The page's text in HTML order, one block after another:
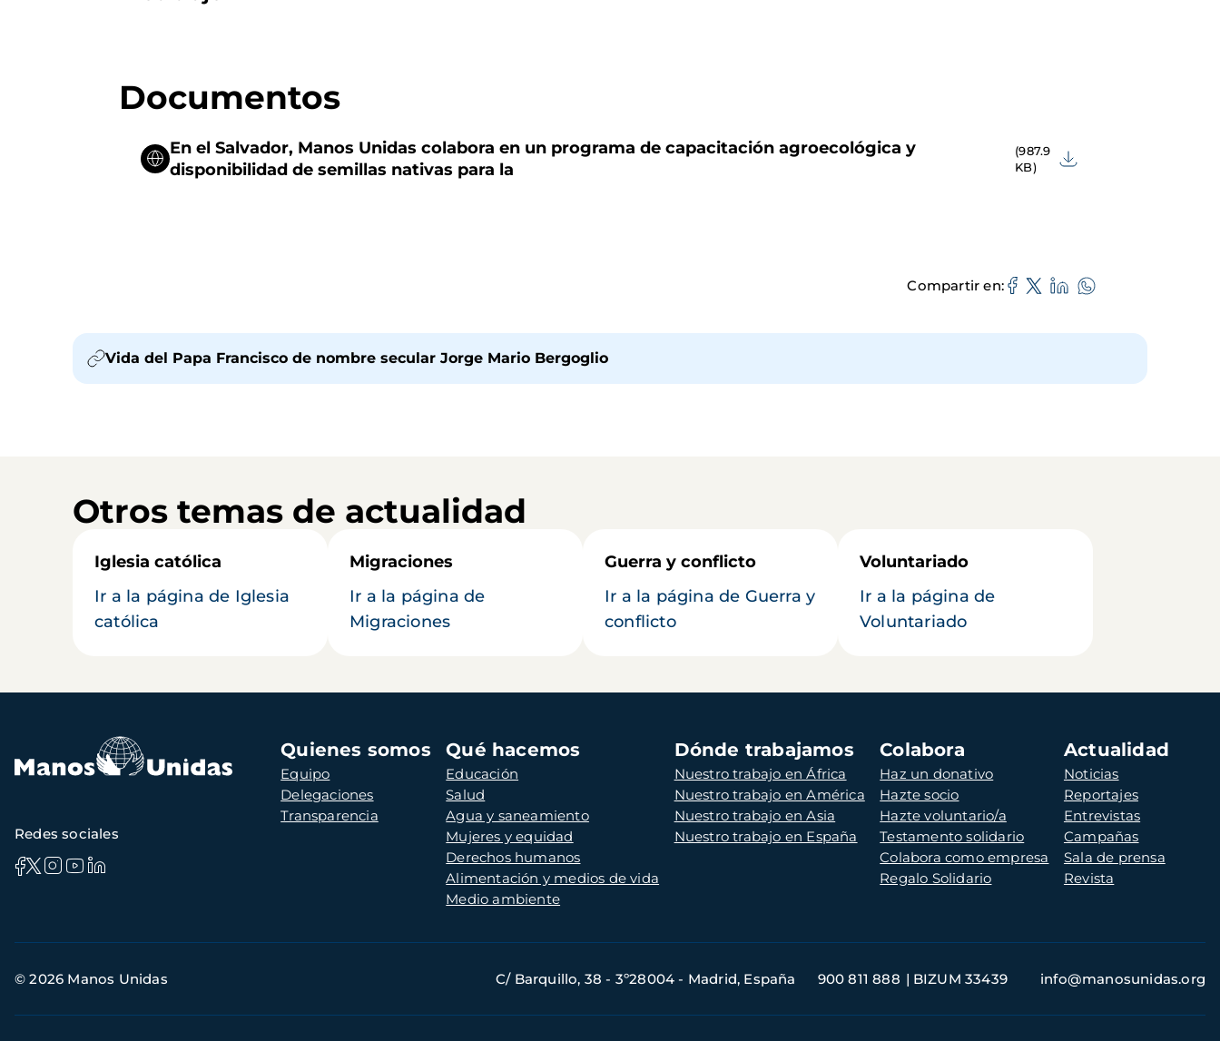
Documentos
En el Salvador, Manos Unidas colabora en un programa de capacitación agroecológica y
disponibilidad de semillas nativas para la
(987.9
KB)
Compartir en
Vida del Papa Francisco de nombre secular Jorge Mario Bergoglio
Otros temas de actualidad
Iglesia católica
Ir a la página de Iglesia
católica
Migraciones
Ir a la página de
Migraciones
Guerra y conflicto
Ir a la página de Guerra y
conflicto
Voluntariado
Ir a la página de
Voluntariado
Navegación
principal
Quienes somos
Equipo
Delegaciones
Transparencia
Qué hacemos
Educación
Salud
Agua y saneamiento
Mujeres y equidad
Derechos humanos
Alimentación y medios de vida
Medio ambiente
Dónde trabajamos
Nuestro trabajo en África
Nuestro trabajo en América
Nuestro trabajo en Asia
Nuestro trabajo en España
Colabora
Haz un donativo
Hazte socio
Hazte voluntario/a
Testamento solidario
Colabora como empresa
Regalo Solidario
Actualidad
Noticias
Reportajes
Entrevistas
Campañas
Sala de prensa
Revista
Redes sociales
de
© 2026 Manos Unidas C/ Barquillo, 38 - 3º28004 - Madrid, España 900 811 888 BIZUM 33439 info@manosunidas.org